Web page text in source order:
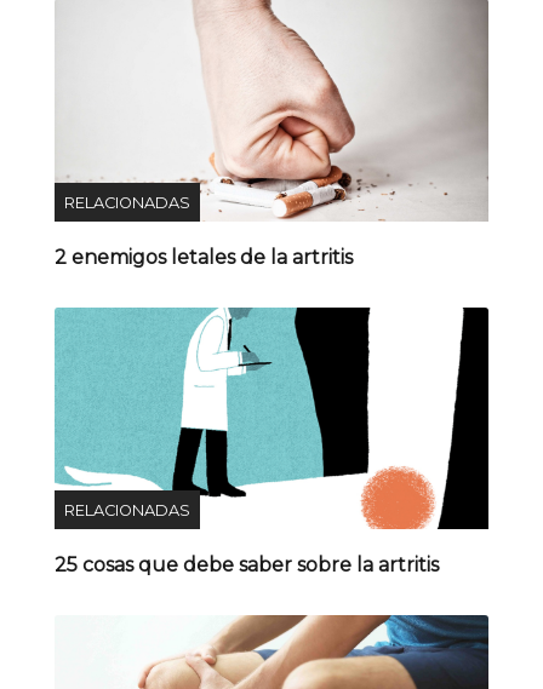
RELACIONADAS
2 enemigos letales de la artritis
RELACIONADAS
25 cosas que debe saber sobre la artritis